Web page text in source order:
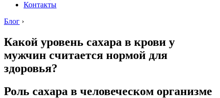
Контакты
Блог ›
Какой уровень сахара в крови у
мужчин считается нормой для
здоровья?
Роль сахара в человеческом организме